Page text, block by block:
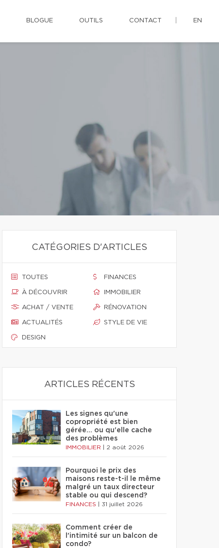
BLOGUE OUTILS CONTACT EN
CATÉGORIES D'ARTICLES
TOUTES
À DÉCOUVRIR
ACHAT / VENTE
ACTUALITÉS
DESIGN
FINANCES
IMMOBILIER
RÉNOVATION
STYLE DE VIE
ARTICLES RÉCENTS
Les signes qu'une
copropriété est bien
gérée… ou qu'elle cache
des problèmes
IMMOBILIER 2 août 2026
Pourquoi le prix des
maisons reste-t-il le même
malgré un taux directeur
stable ou qui descend?
FINANCES 31 juillet 2026
Comment créer de
l'intimité sur un balcon de
condo?